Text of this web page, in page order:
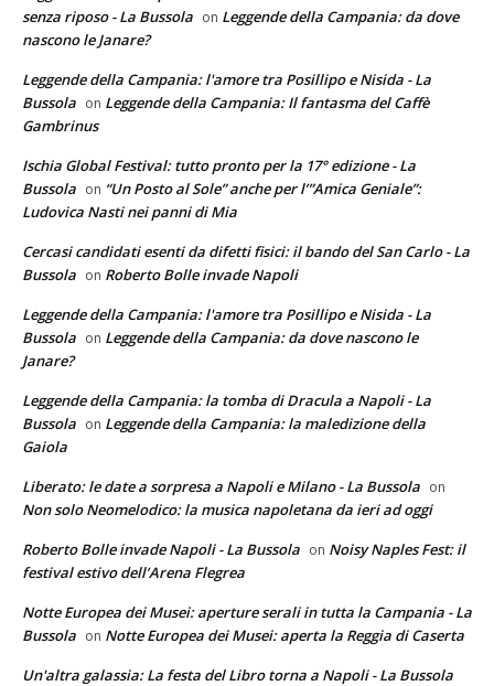
senza riposo - La Bussola on Leggende della Campania: da dove
nascono le Janare?
Leggende della Campania: l'amore tra Posillipo e Nisida - La
Bussola on Leggende della Campania: Il fantasma del Caffè
Gambrinus
Ischia Global Festival: tutto pronto per la 17° edizione - La
Bussola on “Un Posto al Sole” anche per l’”Amica Geniale”:
Ludovica Nasti nei panni di Mia
Cercasi candidati esenti da difetti fisici: il bando del San Carlo - La
Bussola on Roberto Bolle invade Napoli
Leggende della Campania: l'amore tra Posillipo e Nisida - La
Bussola on Leggende della Campania: da dove nascono le
Janare?
Leggende della Campania: la tomba di Dracula a Napoli - La
Bussola on Leggende della Campania: la maledizione della
Gaiola
Liberato: le date a sorpresa a Napoli e Milano - La Bussola on
Non solo Neomelodico: la musica napoletana da ieri ad oggi
Roberto Bolle invade Napoli - La Bussola on Noisy Naples Fest: il
festival estivo dell’Arena Flegrea
Notte Europea dei Musei: aperture serali in tutta la Campania - La
Bussola on Notte Europea dei Musei: aperta la Reggia di Caserta
Un'altra galassia: La festa del Libro torna a Napoli - La Bussola